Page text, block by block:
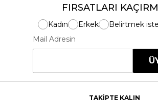
FIRSATLARI
Kadın Erkek
Belirtmek
Mail Adresin
TAKİPTE KALIN